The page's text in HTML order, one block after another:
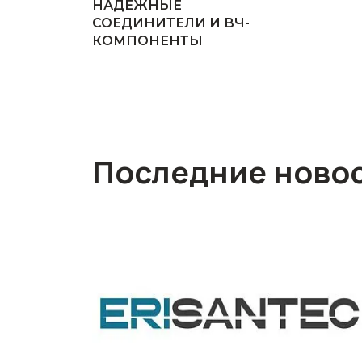
НАДЕЖНЫЕ
СОЕДИНИТЕЛИ И ВЧ-
КОМПОНЕНТЫ
Последние